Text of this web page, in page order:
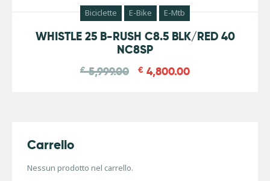
%
Biciclette E-Bike E-Mtb
WHISTLE 25 B-RUSH C8.5 BLK/RED 40
NC8SP
€ 5,999.00 € 4,800.00
Carrello
Nessun prodotto nel carrello.